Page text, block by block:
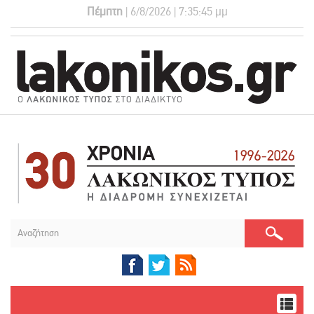
Πέμπτη | 6/8/2026 | 7:35:45 μμ